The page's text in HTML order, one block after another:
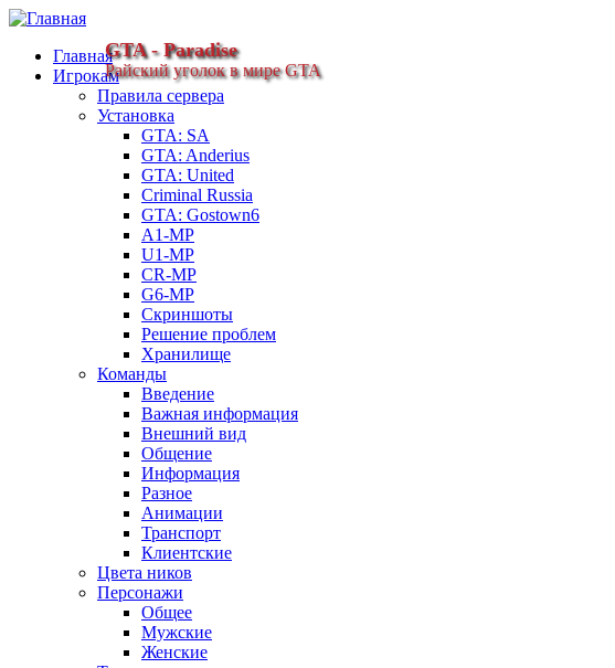
GTA - Paradise
Райский уголок в мире GTA
Главная
Игрокам
Правила сервера
Установка
GTA: SA
GTA: Anderius
GTA: United
Criminal Russia
GTA: Gostown6
A1-MP
U1-MP
CR-MP
G6-MP
Скриншоты
Решение проблем
Хранилище
Команды
Введение
Важная информация
Внешний вид
Общение
Информация
Разное
Анимации
Транспорт
Клиентские
Цвета ников
Персонажи
Общее
Мужские
Женские